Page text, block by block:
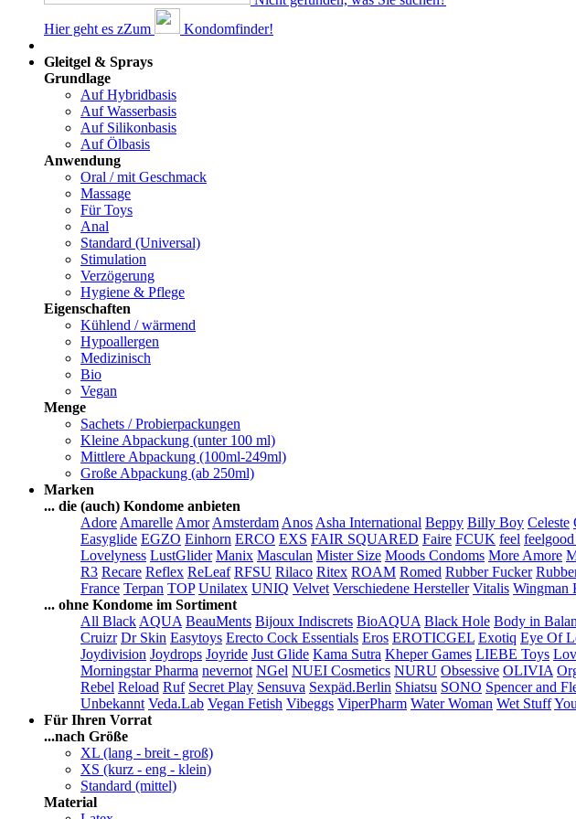
Hier geht es zZum
Kondomfinder!
Gleitgel & Sprays
Grundlage
Auf Hybridbasis
Auf Wasserbasis
Auf Silikonbasis
Auf Ölbasis
Anwendung
Oral / mit Geschmack
Massage
Für Toys
Anal
Standard (Universal)
Stimulation
Verzögerung
Hygiene & Pflege
Eigenschaften
Kühlend / wärmend
Hypoallergen
Medizinisch
Bio
Vegan
Menge
Sachets / Probierpackungen
Kleine Abpackung (unter 100 ml)
Mittlere Abpackung (100ml-249ml)
Große Abpackung (ab 250ml)
Marken
... die (auch) Kondome anbieten
Adore Amarelle Amor Amsterdam Anos Asha International Beppy Billy Boy Celeste
Easyglide EGZO Einhorn ERCO EXS FAIR SQUARED Faire FCUK feel
Lovelyness LustGlider Manix Masculan Mister Size Moods Condoms More Amore
R3 Recare Reflex ReLeaf RFSU Rilaco Ritex ROAM Romed Rubber Fucker
France Terpan TOP Unilatex UNIQ Velvet Verschiedene Hersteller Vitalis Wingman
... ohne Kondome im Sortiment
All Black AQUA BeauMents Bijoux Indiscrets BioAQUA Black Hole Body in
Cruizr Dr Skin Easytoys Erecto Cock Essentials Eros EROTICGEL Exotiq Eye Of
Joydivision Joydrops Joyride Just Glide Kama Sutra Kheper Games LIEBE Toys
Morningstar Pharma nevernot NGel NUEI Cosmetics NURU Obsessive OLIVIA
Rebel Reload Ruf Secret Play Sensuva Sexpäd.Berlin Shiatsu SONO Spencer and
Unbekannt Veda.Lab Vegan Fetish Vibeggs ViperPharm Water Woman Wet Stuff
Für Ihren Vorrat
...nach Größe
XL (lang - breit - groß)
XS (kurz - eng - klein)
Standard (mittel)
Material